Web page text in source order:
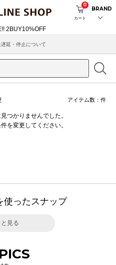
カート
0
BRAND
延・停止について
アイテム数： 件
つかりませんでした。
を変更してください。
使ったスナップ
と見る